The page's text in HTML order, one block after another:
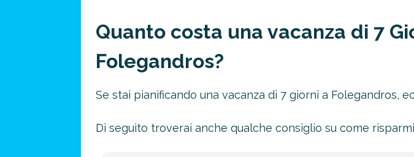
Quanto costa una vacanza di 7
Folegandros?
Se stai pianificando una vacanza di 7 giorni a Folegandros,
Di seguito troverai anche qualche consiglio su come